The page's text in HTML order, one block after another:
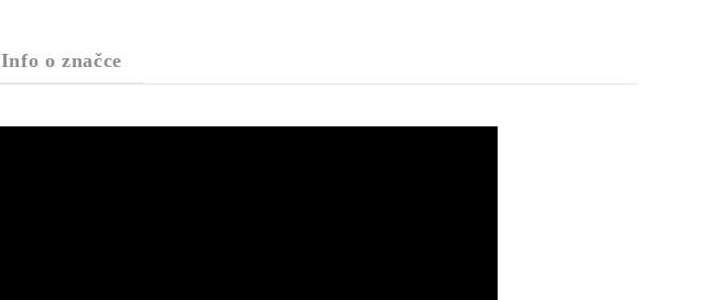
Info o značce